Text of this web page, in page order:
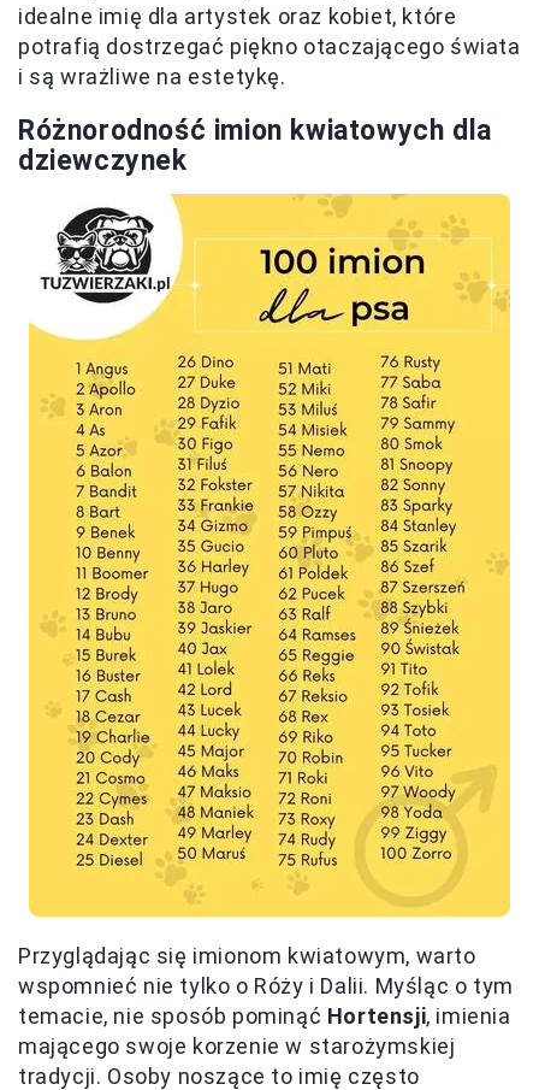
idealne imię dla artystek oraz kobiet, które
potrafią dostrzegać piękno otaczającego świata
i są wrażliwe na estetykę.
Różnorodność imion kwiatowych dla
dziewczynek
Przyglądając się imionom kwiatowym, warto
wspomnieć nie tylko o Róży i Dalii. Myśląc o tym
temacie, nie sposób pominąć Hortensji, imienia
mającego swoje korzenie w starożymskiej
tradycji. Osoby noszące to imię często